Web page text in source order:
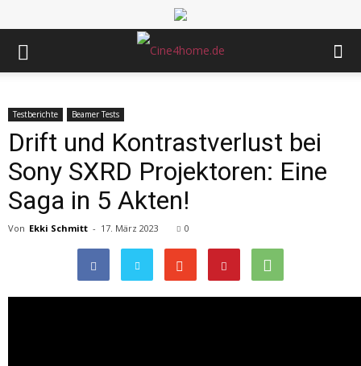
Testberichte Beamer Tests
Drift und Kontrastverlust bei
Sony SXRD Projektoren: Eine
Saga in 5 Akten!
Von Ekki Schmitt - 17. März 2023 0